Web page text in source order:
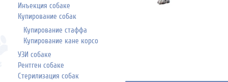
Инъекция собаке
Купирование собак
Купирование стаффа
Купирование кане корсо
УЗИ собаке
Рентген собаке
Стерилизация собак